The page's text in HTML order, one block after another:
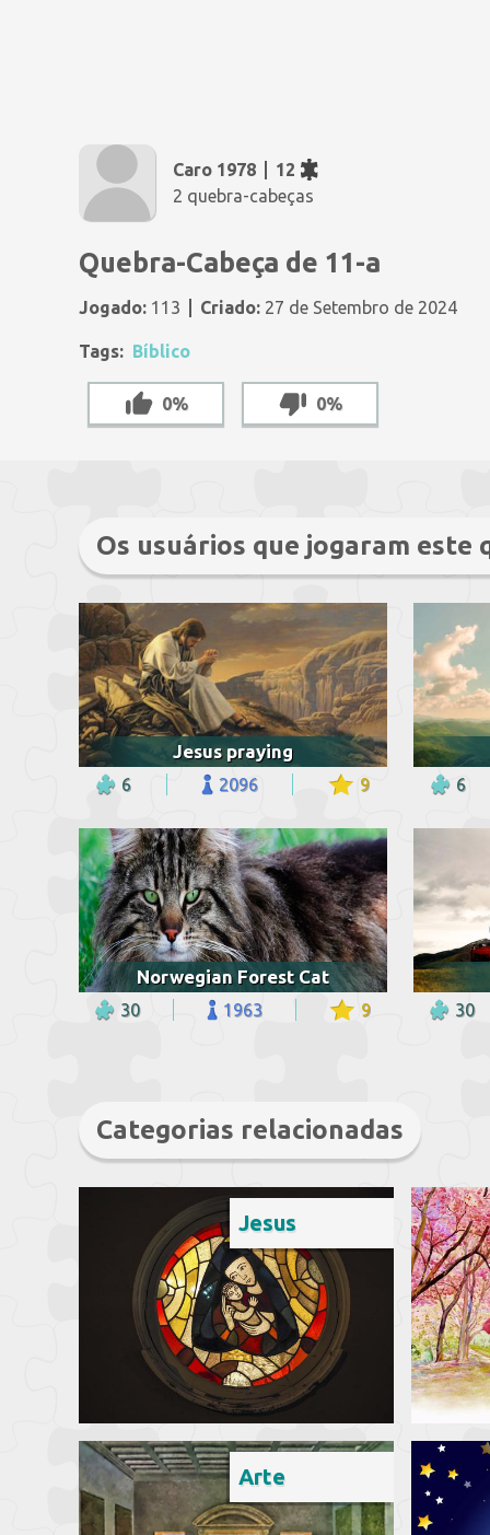
Caro 1978
12
2 quebra-cabeças
Quebra-Cabeça de 11-a
Jogado: 113 Criado: 27 de Setembro de 2024
Tags: Bíblico
0% 0%
Os usuários que jogaram este
Jesus praying
6 2096 9 6
Norwegian Forest Cat
30 1963 9 30
Categorias relacionadas
Jesus
Arte